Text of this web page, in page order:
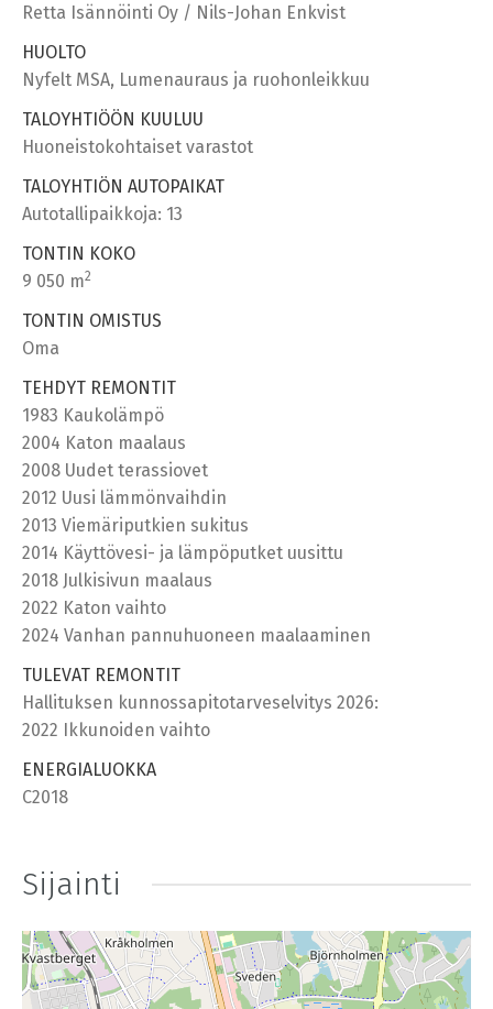
Retta Isännöinti Oy / Nils-Johan Enkvist
HUOLTO
Nyfelt MSA, Lumenauraus ja ruohonleikkuu
TALOYHTIÖÖN KUULUU
Huoneistokohtaiset varastot
TALOYHTIÖN AUTOPAIKAT
Autotallipaikkoja: 13
TONTIN KOKO
9 050 m2
TONTIN OMISTUS
Oma
TEHDYT REMONTIT
1983 Kaukolämpö
2004 Katon maalaus
2008 Uudet terassiovet
2012 Uusi lämmönvaihdin
2013 Viemäriputkien sukitus
2014 Käyttövesi- ja lämpöputket uusittu
2018 Julkisivun maalaus
2022 Katon vaihto
2024 Vanhan pannuhuoneen maalaaminen
TULEVAT REMONTIT
Hallituksen kunnossapitotarveselvitys 2026:
2022 Ikkunoiden vaihto
ENERGIALUOKKA
C2018
Sijainti